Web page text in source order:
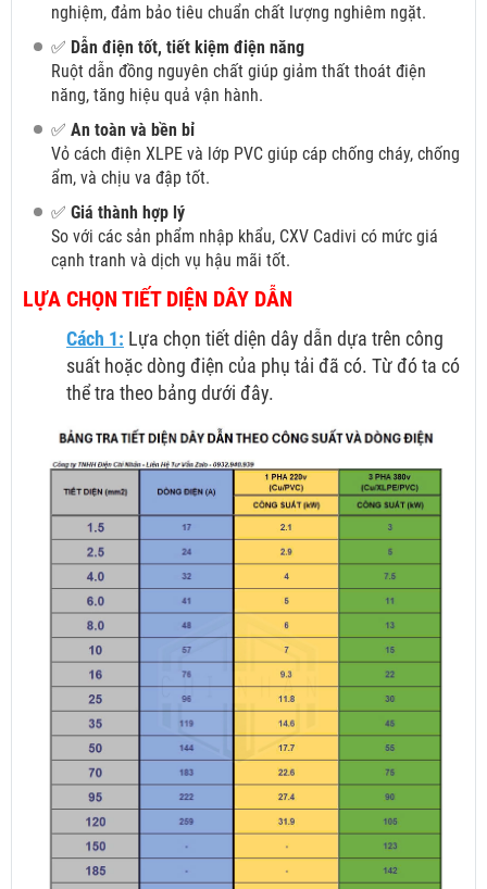
nghiệm, đảm bảo tiêu chuẩn chất lượng nghiêm ngặt.
✅ Dẫn điện tốt, tiết kiệm điện năng
Ruột dẫn đồng nguyên chất giúp giảm thất thoát điện
năng, tăng hiệu quả vận hành.
✅ An toàn và bền bỉ
Vỏ cách điện XLPE và lớp PVC giúp cáp chống cháy, chống
ẩm, và chịu va đập tốt.
✅ Giá thành hợp lý
So với các sản phẩm nhập khẩu, CXV Cadivi có mức giá
cạnh tranh và dịch vụ hậu mãi tốt.
LỰA CHỌN TIẾT DIỆN DÂY DẪN
Cách 1: Lựa chọn tiết diện dây dẫn dựa trên công
suất hoặc dòng điện của phụ tải đã có. Từ đó ta có
thể tra theo bảng dưới đây.